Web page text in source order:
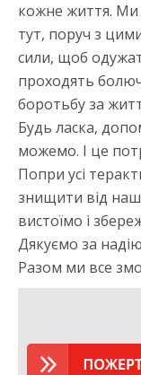
кожне життя.
тут, поруч з
сили, щоб
проходять
боротьбу за
Будь ласка,
можемо. І це
Попри усі
знищити від
вистоїмо і
Дякуємо за
Разом ми все